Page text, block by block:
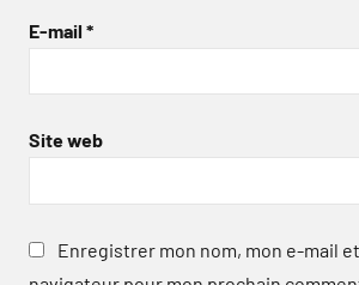
E-mail *
Site web
Enregistrer mon nom, mon e-mail